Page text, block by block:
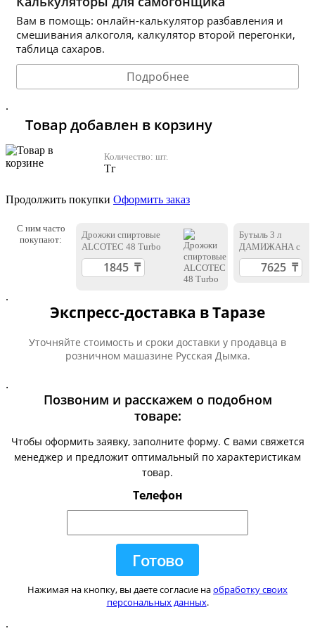
Вам в помощь: онлайн-калькулятор разбавления и
смешивания алкоголя, калкулятор второй перегонки,
таблица сахаров.
Подробнее
.
Товар добавлен в корзину
Количество: шт.
Тг
Продолжить покупки Оформить заказ
С ним часто
покупают:
Дрожжи спиртовые
ALCOTEC 48 Turbo
Бутыль 3 л
ДАМИЖАНА с
пробкой
.
Экспресс-доставка в Таразе
Уточняйте стоимость и сроки доставки у продавца в
розничном машазине Русская Дымка.
.
Позвоним и расскажем о подобном
товаре:
Чтобы оформить заявку, заполните форму. С вами свяжется
менеджер и предложит оптимальный по характеристикам
товар.
Телефон
Нажимая на кнопку, вы даете согласие наобработку своих
персональных данных.
.